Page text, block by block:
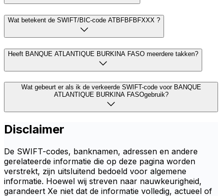
Wat betekent de SWIFT/BIC-code ATBFBFBFXXX ?
Heeft BANQUE ATLANTIQUE BURKINA FASO meerdere takken?
Wat gebeurt er als ik de verkeerde SWIFT-code voor BANQUE
ATLANTIQUE BURKINA FASOgebruik?
Disclaimer
De SWIFT-codes, banknamen, adressen en andere
gerelateerde informatie die op deze pagina worden
verstrekt, zijn uitsluitend bedoeld voor algemene
informatie. Hoewel wij streven naar nauwkeurigheid,
garandeert Xe niet dat de informatie volledig, actueel of